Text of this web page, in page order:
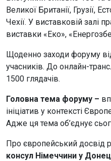
Великої Британії, Грузії,
Чехії. У виставковій залі
виставки «Еко»,
Щоденно заходи форуму
учасників. До онлайн-
1500 глядачів.
Головна тема форуму –
ініціатив у контексті
Адже ця тема об’єднує
Про європейський досвід
консул Німеччини у